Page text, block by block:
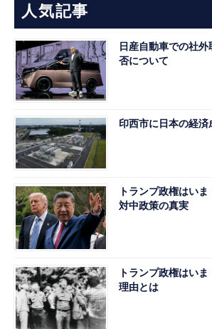
人気記事
日産自動車での社
否について
印西市に日本の経済
トランプ政権はい
対中政策の真実
トランプ政権はい
理由とは